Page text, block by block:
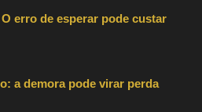
erro de esperar pode custar
a demora pode virar perda